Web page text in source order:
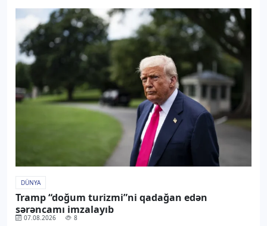
DÜNYA
Tramp “doğum turizmi”ni qadağan edən
sərəncamı imzalayıb
07.08.2026 8